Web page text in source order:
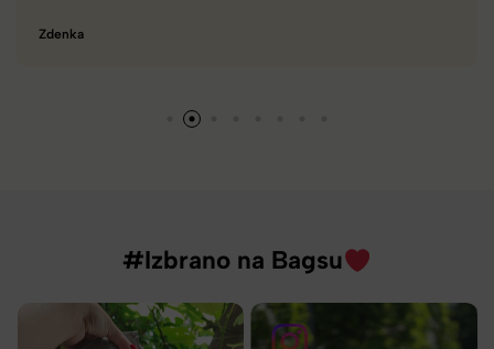
Tamara
#Izbrano na Bagsu